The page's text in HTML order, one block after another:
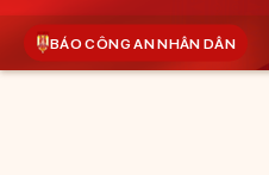
BÁO CÔNG AN NHÂN DÂN